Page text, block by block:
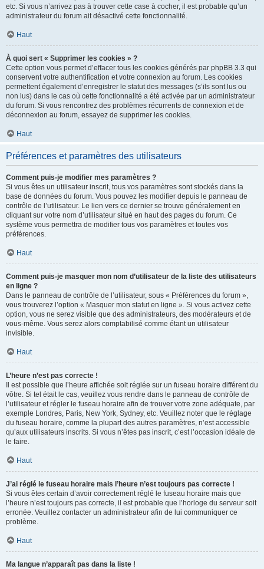
etc. Si vous n’arrivez pas à trouver cette case à cocher, il est probable qu’un
administrateur du forum ait désactivé cette fonctionnalité.
Haut
À quoi sert « Supprimer les cookies » ?
Cette option vous permet d’effacer tous les cookies générés par phpBB 3.3 qui
conservent votre authentification et votre connexion au forum. Les cookies
permettent également d’enregistrer le statut des messages (s’ils sont lus ou
non lus) dans le cas où cette fonctionnalité a été activée par un administrateur
du forum. Si vous rencontrez des problèmes récurrents de connexion et de
déconnexion au forum, essayez de supprimer les cookies.
Haut
Préférences et paramètres des utilisateurs
Comment puis-je modifier mes paramètres ?
Si vous êtes un utilisateur inscrit, tous vos paramètres sont stockés dans la
base de données du forum. Vous pouvez les modifier depuis le panneau de
contrôle de l’utilisateur. Le lien vers ce dernier se trouve généralement en
cliquant sur votre nom d’utilisateur situé en haut des pages du forum. Ce
système vous permettra de modifier tous vos paramètres et toutes vos
préférences.
Haut
Comment puis-je masquer mon nom d’utilisateur de la liste des utilisateurs
en ligne ?
Dans le panneau de contrôle de l’utilisateur, sous « Préférences du forum »,
vous trouverez l’option « Masquer mon statut en ligne ». Si vous activez cette
option, vous ne serez visible que des administrateurs, des modérateurs et de
vous-même. Vous serez alors comptabilisé comme étant un utilisateur
invisible.
Haut
L’heure n’est pas correcte !
Il est possible que l’heure affichée soit réglée sur un fuseau horaire différent du
vôtre. Si tel était le cas, veuillez vous rendre dans le panneau de contrôle de
l’utilisateur et régler le fuseau horaire afin de trouver votre zone adéquate, par
exemple Londres, Paris, New York, Sydney, etc. Veuillez noter que le réglage
du fuseau horaire, comme la plupart des autres paramètres, n’est accessible
qu’aux utilisateurs inscrits. Si vous n’êtes pas inscrit, c’est l’occasion idéale de
le faire.
Haut
J’ai réglé le fuseau horaire mais l’heure n’est toujours pas correcte !
Si vous êtes certain d’avoir correctement réglé le fuseau horaire mais que
l’heure n’est toujours pas correcte, il est probable que l’horloge du serveur soit
erronée. Veuillez contacter un administrateur afin de lui communiquer ce
problème.
Haut
Ma langue n’apparaît pas dans la liste !